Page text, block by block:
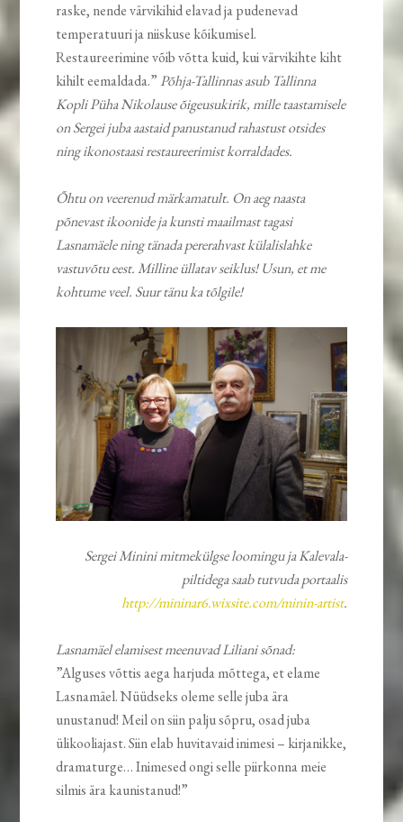
raske, nende värvikihid elavad ja pudenevad
temperatuuri ja niiskuse kõikumisel.
Restaureerimine võib võtta kuid, kui värvikihte kiht
kihilt eemaldada.”Põhja-Tallinnas asub Tallinna
Kopli Püha Nikolause õigeusukirik, mille taastamisele
on Sergei juba aastaid panustanud rahastust otsides
ning ikonostaasi restaureerimist korraldades.
Õhtu on veerenud märkamatult. On aeg naasta
põnevast ikoonide ja kunsti maailmast tagasi
Lasnamäele ning tänada pererahvast külalislahke
vastuvõtu eest. Milline üllatav seiklus! Usun, et me
kohtume veel. Suur tänu ka tõlgile!
Sergei Minini mitmekülgse loomingu ja Kalevala-
piltidega saab tutvuda portaalis
http://mininar6.wixsite.com/minin-artist.
Lasnamäel elamisest meenuvad Liliani sõnad:
”Alguses võttis aega harjuda mõttega, et elame
Lasnamäel. Nüüdseks oleme selle juba ära
unustanud! Meil on siin palju sõpru, osad juba
ülikooliajast. Siin elab huvitavaid inimesi – kirjanikke,
dramaturge… Inimesed ongi selle piirkonna meie
silmis ära kaunistanud!”